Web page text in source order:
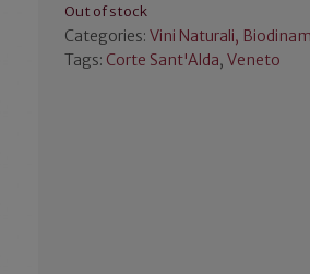
Out of stock
Categories: Vini Naturali,
Tags: Corte Sant'Alda, Veneto